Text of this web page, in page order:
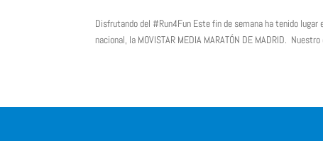
Disfrutando del #Run4Fun Este fin de semana ha tenido
nacional, la MOVISTAR MEDIA MARATÓN DE MADRID.